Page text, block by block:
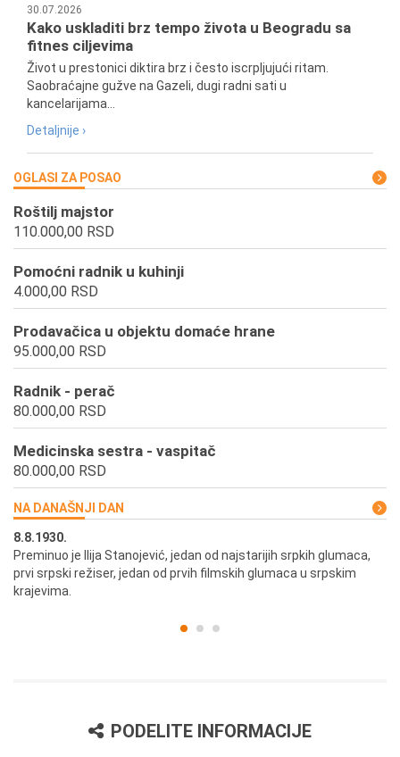
30.07.2026
Kako uskladiti brz tempo života u Beogradu sa
fitnes ciljevima
Život u prestonici diktira brz i često iscrpljujući ritam.
Saobraćajne gužve na Gazeli, dugi radni sati u
kancelarijama...
Detaljnije ›
OGLASI ZA POSAO
Roštilj majstor
110.000,00 RSD
Pomoćni radnik u kuhinji
4.000,00 RSD
Prodavačica u objektu domaće hrane
95.000,00 RSD
Radnik - perač
80.000,00 RSD
Medicinska sestra - vaspitač
80.000,00 RSD
NA DANAŠNJI DAN
8.8.1930.
Preminuo je Ilija Stanojević, jedan od najstarijih srpkih glumaca,
prvi srpski režiser, jedan od prvih filmskih glumaca u srpskim
krajevima.
PODELITE INFORMACIJE